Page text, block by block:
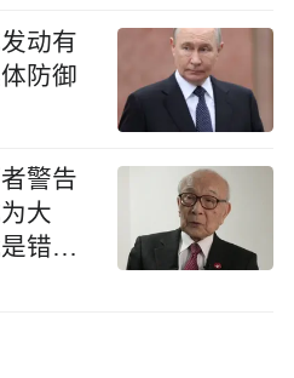
动有
防御
警告
大
错误